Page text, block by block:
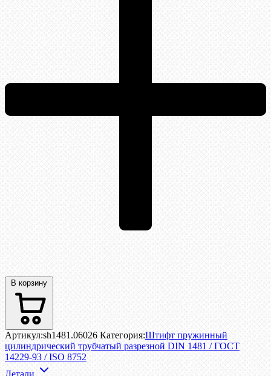
В корзину
Артикул:sh1481.06026 Категория:Штифт пружинный
цилиндрический трубчатый разрезной DIN 1481 / ГОСТ
14229-93 / ISO 8752